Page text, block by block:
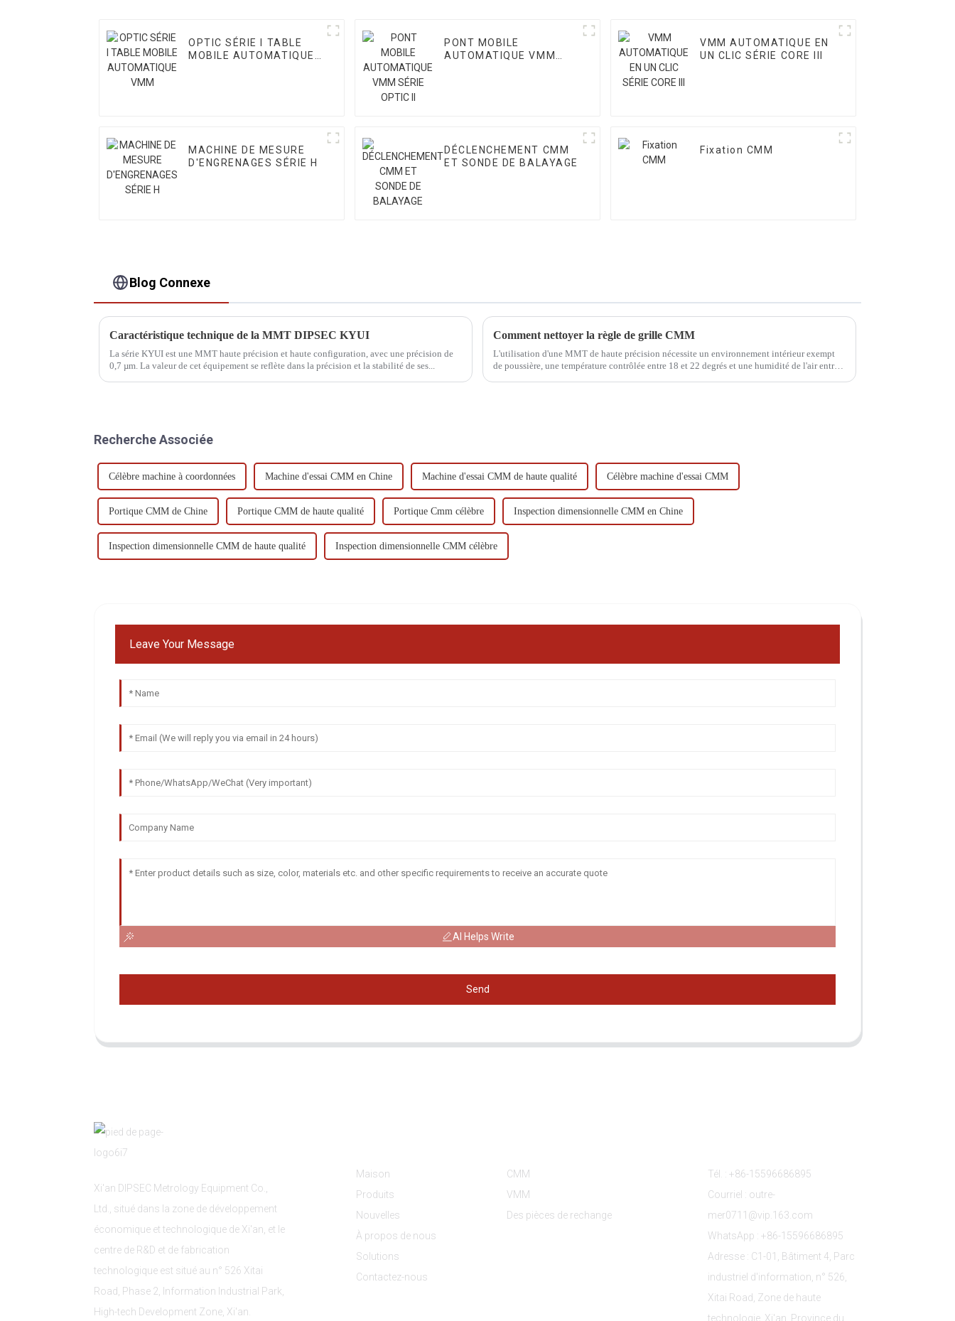
OPTIC SÉRIE I TABLE
MOBILE AUTOMATIQUE
PONT MOBILE
AUTOMATIQUE VMM
VMM AUTOMATIQUE EN
UN CLIC SÉRIE CORE III
MACHINE DE MESURE
D'ENGRENAGES SÉRIE H
DÉCLENCHEMENT CMM
ET SONDE DE BALAYAGE
Fixation CMM
Blog Connexe
Caractéristique technique de la MMT DIPSEC KYUI
La série KYUI est une MMT haute précision et haute configuration, avec une précision de
0,7 µm. La valeur de cet équipement se reflète dans la précision et la stabilité de ses...
Comment nettoyer la règle de grille CMM
L'utilisation d'une MMT de haute précision nécessite un environnement intérieur exempt
de poussière, une température contrôlée entre 18 et 22 degrés et une humidité de l'air entre
Recherche Associée
Célèbre machine à coordonnées Machine d'essai CMM en Chine Machine d'essai CMM de haute qualité Célèbre machine d'essai CMM
Portique CMM de Chine Portique CMM de haute qualité Portique Cmm célèbre Inspection dimensionnelle CMM en Chine
Inspection dimensionnelle CMM de haute qualité Inspection dimensionnelle CMM célèbre
Leave Your Message
AI Helps Write
Send
Xi'an DIPSEC Metrology Equipment Co.,
Ltd., situé dans la zone de développement
économique et technologique de Xi'an, et le
centre de R&D et de fabrication
technologique est situé au n° 526 Xitai
Road, Phase 2, Information Industrial Park,
High-tech Development Zone, Xi'an.
Maison
Produits
Nouvelles
À propos de nous
Solutions
Contactez-nous
CMM
VMM
Des pièces de rechange
Tél. : +86-15596686895
Courriel : outre-
mer0711@vip.163.com
WhatsApp : +86-15596686895
Adresse : C1-01, Bâtiment 4, Parc
industriel d'information, n° 526,
Xitai Road, Zone de haute
technologie, Xi'an, Province du